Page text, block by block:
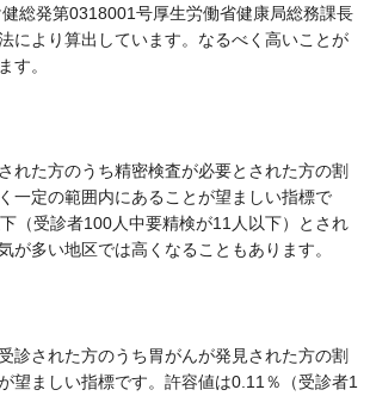
総発第0318001号厚生労働省健康局総務課長
により算出しています。なるべく高いことが
す。
れた方のうち精密検査が必要とされた方の割
一定の範囲内にあることが望ましい指標で
（受診者100人中要精検が11人以下）とされ
が多い地区では高くなることもあります。
診された方のうち胃がんが発見された方の割
望ましい指標です。許容値は0.11％（受診者1